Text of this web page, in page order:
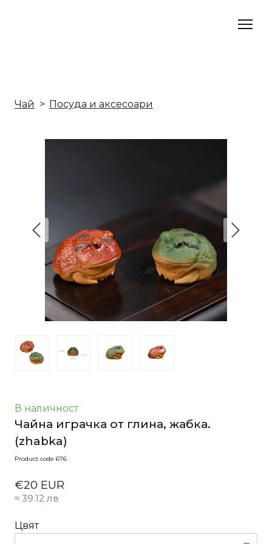
Чай Посуда и аксесоари
В наличност
Чайна играчка от глина, жабка.
(zhabka)
Product code 676
€20 EUR
≈ 39.12 лв
Цвят